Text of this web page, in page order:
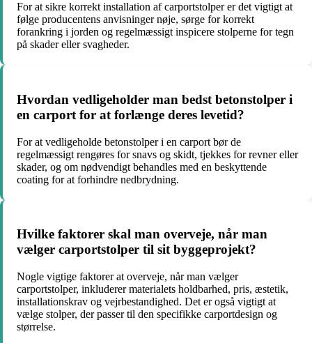
For at sikre korrekt installation af carportstolper er det vigtigt at
følge producentens anvisninger nøje, sørge for korrekt
forankring i jorden og regelmæssigt inspicere stolperne for tegn
på skader eller svagheder.
Hvordan vedligeholder man bedst betonstolper i
en carport for at forlænge deres levetid?
For at vedligeholde betonstolper i en carport bør de
regelmæssigt rengøres for snavs og skidt, tjekkes for revner eller
skader, og om nødvendigt behandles med en beskyttende
coating for at forhindre nedbrydning.
Hvilke faktorer skal man overveje, når man
vælger carportstolper til sit byggeprojekt?
Nogle vigtige faktorer at overveje, når man vælger
carportstolper, inkluderer materialets holdbarhed, pris, æstetik,
installationskrav og vejrbestandighed. Det er også vigtigt at
vælge stolper, der passer til den specifikke carportdesign og
størrelse.